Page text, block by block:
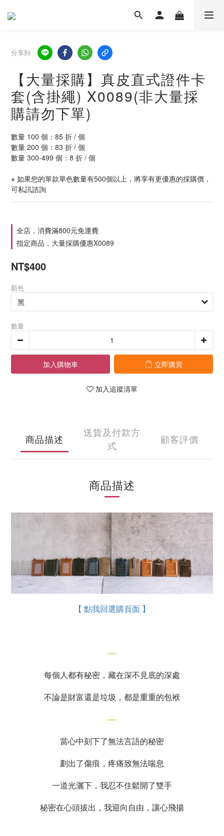
分享到
【大量採購】真皮直式證件卡
套(含掛繩) X0089(非大量採
購請勿下單)
數量 100 個：85 折 / 個
數量 200 個：83 折 / 個
數量 300-499 個：8 折 / 個
※ 如果您的單款單色數量有500個以上，將享有更優惠的採購價，
可私訊諮詢
全店，消費滿800元免運費
指定商品，大量採購優惠X0089
NT$400
顏色
數量
加入購物車 立即購買
加入追蹤清單
商品描述
送貨及付款方
式
顧客評價
商品描述
【 點我回選購頁面 】
—
每個人都有秘密，藏在深不見底的深處
不論是財富還是垃圾，都是重重的包袱
—
當心中刻下了無法言語的秘密
劃出了傷痕，疼痛致無法喘息
一道光灑下，我忍不住鬆開了雙手
秘密在心頭拔出，我迎向自由，讓心飛揚